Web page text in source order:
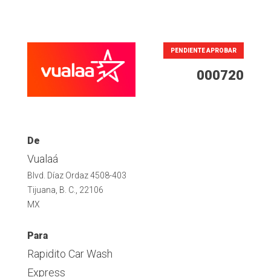
PENDIENTE APROBAR
000720
De
Vualaá
Blvd. Díaz Ordaz 4508-403
Tijuana, B. C., 22106
MX
Para
Rapidito Car Wash
Express